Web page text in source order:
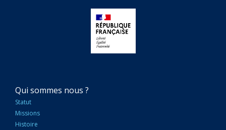
NAVIGATION
PRINCIPALE
Qui sommes nous ?
Statut
Missions
Histoire